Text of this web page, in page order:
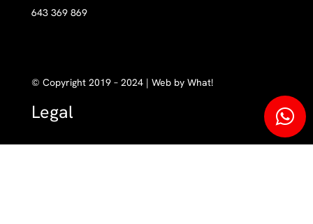
643 369 869
Legal
Política de cookies
© Copyright 2019 – 2024 | Web by What!